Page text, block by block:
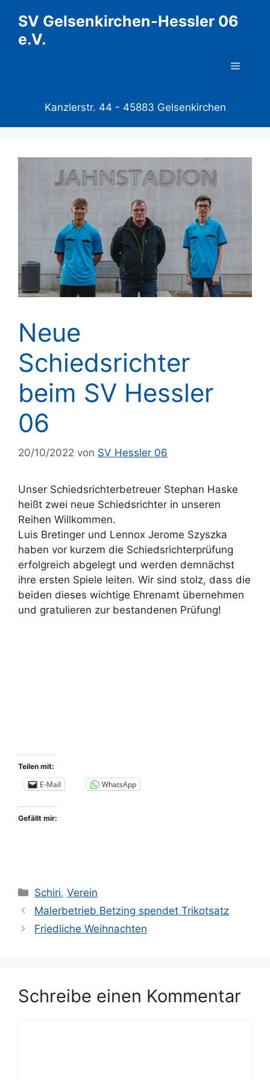
Inhalt
springen
SV Gelsenkirchen-Hessler 06
e.V.
Menü
Kanzlerstr. 44 - 45883 Gelsenkirchen
Neue
Schiedsrichter
beim SV Hessler
06
20/10/2022 von SV Hessler 06
Unser Schiedsrichterbetreuer Stephan Haske
heißt zwei neue Schiedsrichter in unseren
Reihen Willkommen.
Luis Bretinger und Lennox Jerome Szyszka
haben vor kurzem die Schiedsrichterprüfung
erfolgreich abgelegt und werden demnächst
ihre ersten Spiele leiten. Wir sind stolz, dass die
beiden dieses wichtige Ehrenamt übernehmen
und gratulieren zur bestandenen Prüfung!
Teilen mit:
E-Mail WhatsApp
Gefällt mir:
Kategorien
Schiri,Verein
Malerbetrieb Betzing spendet Trikotsatz
Friedliche Weihnachten
Schreibe einen Kommentar